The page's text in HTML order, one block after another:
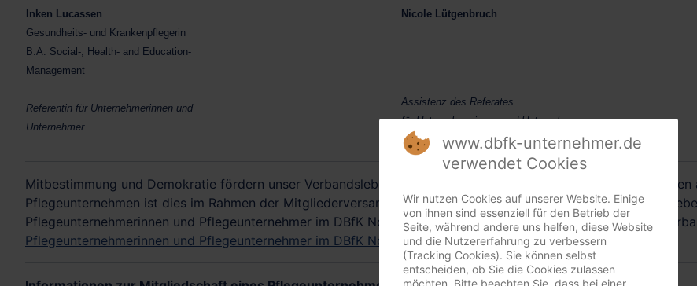
Inken Lucassen
Gesundheits- und Krankenpflegerin
B.A. Social-, Health- and Education-
Management
Referentin für Unternehmerinnen und
Unternehmer
Nicole Lütgenbruch
Assistenz des Referates
für Unternehmerinnen und Unternehmer
Mitbestimmung und Demokratie fördern unser Verbandsleben. Jedes Mitglied kann in unseren
Pflegeunternehmen ist dies im Rahmen der Mitgliederversammlungen und -treffen möglich. Die
Pflegeunternehmerinnen und Pflegeunternehmer im DBfK Nordwest e. V. zur Vertretung ihrer Interessen im
Pflegeunternehmerinnen und Pflegeunternehmer im DBfK Nordwest e. V..
www.dbfk-unternehmer.de
verwendet Cookies
Wir nutzen Cookies auf unserer Website. Einige
von ihnen sind essenziell für den Betrieb der
Seite, während andere uns helfen, diese Website
und die Nutzererfahrung zu verbessern
(Tracking Cookies). Sie können selbst
entscheiden, ob Sie die Cookies zulassen
möchten. Bitte beachten Sie, dass bei einer